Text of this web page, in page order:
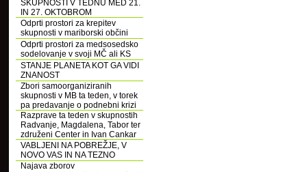
SKUPNOSTI V TEDNU MED 21.
IN 27. OKTOBROM
Odprti prostori za krepitev
skupnosti v mariborski občini
Odprti prostori za medsosedsko
sodelovanje v svoji MČ ali KS
STANJE PLANETA KOT GA VIDI
ZNANOST
Zbori samoorganiziranih
skupnosti v MB ta teden, v torek
pa predavanje o podnebni krizi
Razprave ta teden v skupnostih
Radvanje, Magdalena, Tabor ter
združeni Center in Ivan Cankar
VABLJENI NA POBREŽJE, V
NOVO VAS IN NA TEZNO
Najava zborov